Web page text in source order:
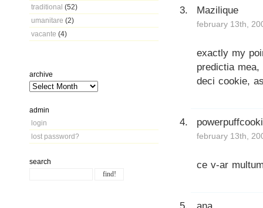
traditional (52)
umanitare (2)
vacante (4)
archive
admin
login
lost password?
search
Mazilique
february 13th,
exactly my
predictia
deci cookie,
february 13th,
ce v-ar
ana